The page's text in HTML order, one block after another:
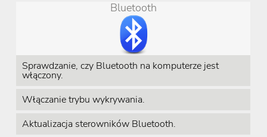
Bluetooth
Sprawdzanie, czy Bluetooth na komputerze jest
włączony.
Włączanie trybu wykrywania.
Aktualizacja sterowników Bluetooth.